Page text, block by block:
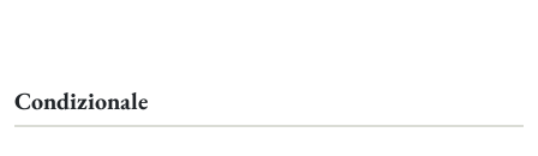
Condizionale